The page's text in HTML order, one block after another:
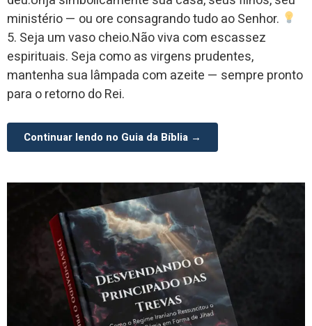
ministério — ou ore consagrando tudo ao Senhor.
5. Seja um vaso cheio.Não viva com escassez
espirituais. Seja como as virgens prudentes,
mantenha sua lâmpada com azeite — sempre pronto
para o retorno do Rei.
Continuar lendo no Guia da Bíblia →